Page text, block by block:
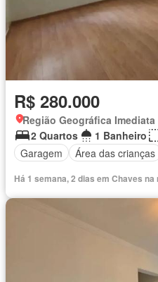
R$ 280.000
2 Quartos
1 Banheiro
Garagem
Área das crianças
Há 1 semana, 2 dias em Chaves na